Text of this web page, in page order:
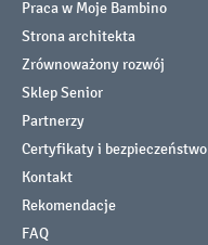
Praca w Moje Bambino
Strona architekta
Zrównoważony rozwój
Sklep Senior
Partnerzy
Certyfikaty i bezpieczeństwo
Kontakt
Rekomendacje
FAQ